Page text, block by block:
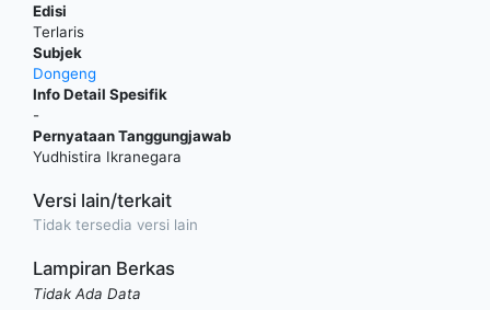
Edisi
Terlaris
Subjek
Dongeng
Info Detail Spesifik
-
Pernyataan Tanggungjawab
Yudhistira Ikranegara
Versi lain/terkait
Tidak tersedia versi lain
Lampiran Berkas
Tidak Ada Data